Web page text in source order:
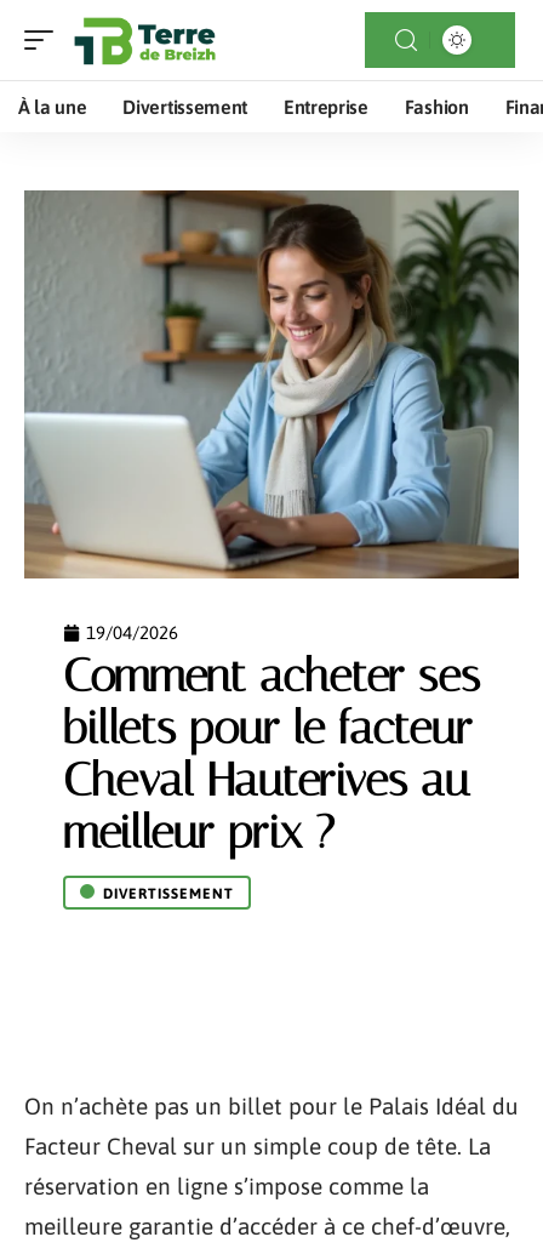
À la une Divertissement Entreprise Fashion
19/04/2026
Comment acheter ses
billets pour le facteur
Cheval Hauterives au
meilleur prix ?
DIVERTISSEMENT
On n’achète pas un billet pour le Palais Idéal du
Facteur Cheval sur un simple coup de tête. La
réservation en ligne s’impose comme la
meilleure garantie d’accéder à ce chef-d’œuvre,